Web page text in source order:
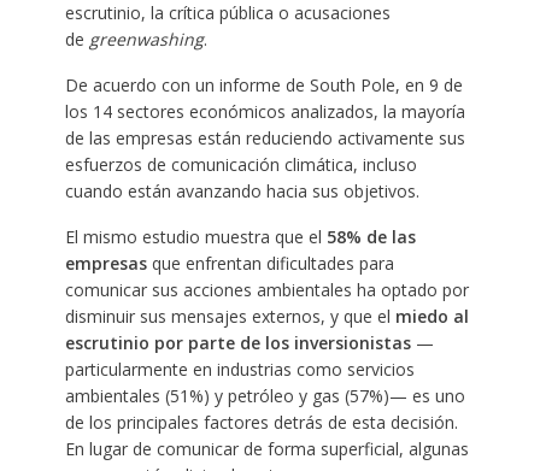
escrutinio, la crítica pública o acusaciones
de greenwashing. ​
De acuerdo con un informe de South Pole, en 9 de
los 14 sectores económicos analizados, la mayoría
de las empresas están reduciendo activamente sus
esfuerzos de comunicación climática, incluso
cuando están avanzando hacia sus objetivos.
El mismo estudio muestra que el 58% de las
empresasque enfrentan dificultades para
comunicar sus acciones ambientales ha optado por
disminuir sus mensajes externos, y que el miedo al
escrutinio por parte de los inversionistas—
particularmente en industrias como servicios
ambientales (51%) y petróleo y gas (57%)— es uno
de los principales factores detrás de esta decisión.
En lugar de comunicar de forma superficial, algunas